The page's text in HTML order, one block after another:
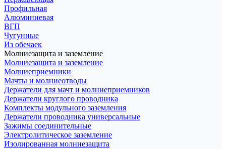
Профильная
Алюминиевая
ВГП
Чугунные
Из обечаек
Молниезащита и заземление
Молниезащита и заземление
Молниеприемники
Мачты и молниеотводы
Держатели для мачт и молниеприемников
Держатели круглого проводника
Комплекты модульного заземления
Держатели проводника универсальные
Зажимы соединительные
Электролитическое заземление
Изолированная молниезащита